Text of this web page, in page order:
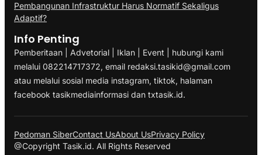
Pembangunan Infrastruktur Harus Normatif Sekaligus
Adaptif?
Info Penting
Pemberitaan | Advetorial | Iklan | Event | hubungi kami
melalui 082214717372, email redaksi.tasikid@gmail.com
atau melalui sosial media instagram, tiktok, halaman
facebook tasikmediainformasi dan txtasik.id.
Pedoman SiberContact UsAbout UsPrivacy Policy
@Copyright Tasik.id. All Rights Reserved